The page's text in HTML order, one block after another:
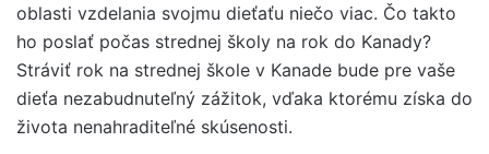
oblasti vzdelania svojmu dieťaťu niečo viac. Čo takto
ho poslať počas strednej školy na rok do Kanady?
Stráviť rok na strednej škole v Kanade bude pre vaše
dieťa nezabudnuteľný zážitok, vďaka ktorému získa do
života nenahraditeľné skúsenosti.